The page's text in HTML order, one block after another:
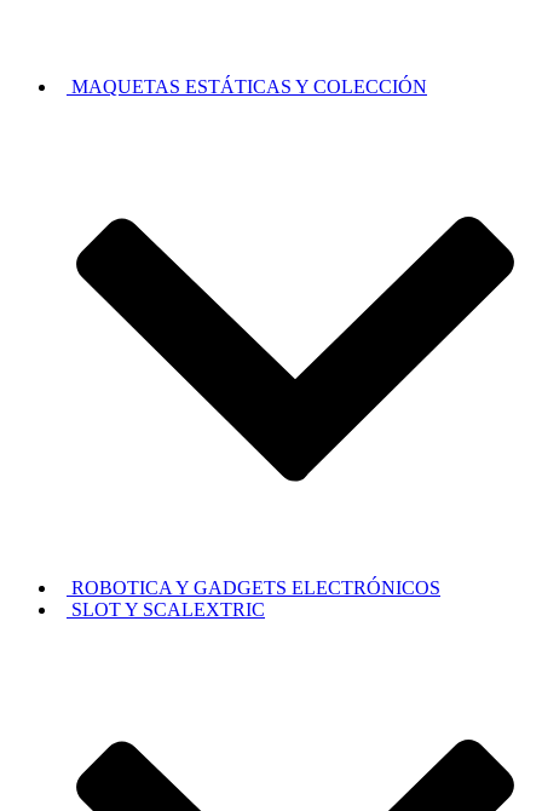
MAQUETAS ESTÁTICAS Y COLECCIÓN
ROBOTICA Y GADGETS ELECTRÓNICOS
SLOT Y SCALEXTRIC